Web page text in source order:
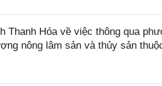
Thanh Hóa về việc thông qua
nông lâm sản và thủy sản